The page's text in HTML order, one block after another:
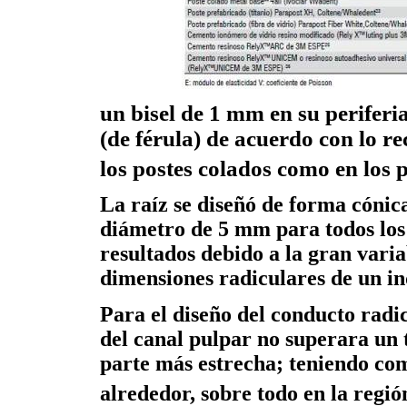
un bisel de 1 mm en su
(de férula) de acuerdo con lo
los postes colados como en los
La raíz se diseñó de forma
diámetro de 5 mm para todos
resultados debido a la gran
dimensiones radiculares de un
Para el diseño del conducto
del canal pulpar no superara
parte más estrecha; teniendo
alrededor, sobre todo en la